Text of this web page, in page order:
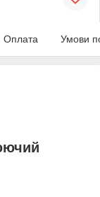
Оплата Умови